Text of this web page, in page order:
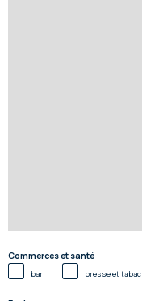
Commerces et santé
bar presse et tabac